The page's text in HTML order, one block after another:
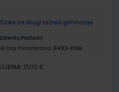
za drugi razred gimnazije
Paduan
broj ministarstva: 6493-DOM
13,00 €